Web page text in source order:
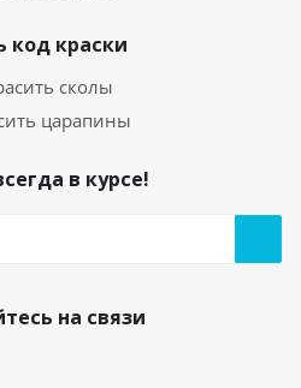
код краски
сколы
царапины
в курсе!
на связи